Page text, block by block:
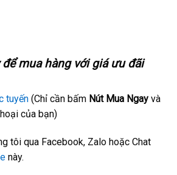
mua hàng với giá ưu đãi
tuyến (Chỉ cần bấm Nút Mua Ngay và
của bạn)
tôi qua Facebook, Zalo hoặc Chat
này.